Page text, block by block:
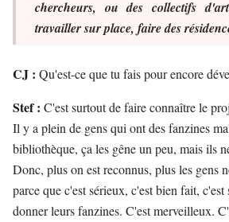
chercheurs, ou des collectifs
travailler sur place, faire des
CJ : Qu'est-ce que tu fais pour encore
Stef : C'est surtout de faire connaître le
Il y a plein de gens qui ont des fanzines
bibliothèque, ça les gêne un peu, mais ils
Donc, plus on est reconnus, plus les gens
parce que c'est sérieux, c'est bien fait,
donner leurs fanzines. C'est merveilleux.